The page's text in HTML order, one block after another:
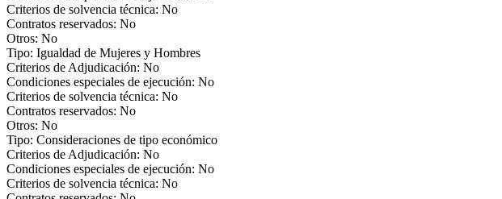
Criterios de solvencia técnica: No
Contratos reservados: No
Otros: No
Tipo: Igualdad de Mujeres y Hombres
Criterios de Adjudicación: No
Condiciones especiales de ejecución: No
Criterios de solvencia técnica: No
Contratos reservados: No
Otros: No
Tipo: Consideraciones de tipo económico
Criterios de Adjudicación: No
Condiciones especiales de ejecución: No
Criterios de solvencia técnica: No